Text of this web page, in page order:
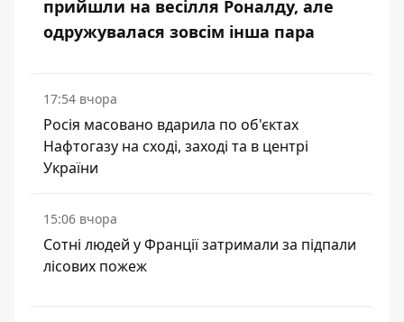
прийшли на весілля Роналду, але
одружувалася зовсім інша пара
17:54 вчора
Росія масовано вдарила по об'єктах
Нафтогазу на сході, заході та в центрі
України
15:06 вчора
Сотні людей у Франції затримали за підпали
лісових пожеж